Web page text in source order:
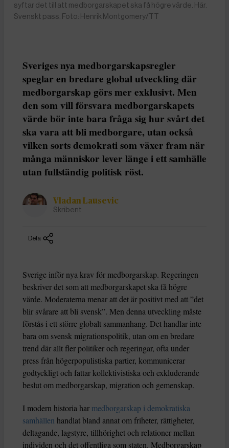
syftar det till att medborgarskapet ska få högre värde. Här.
Svenskt pass. Foto: Henrik Montgomery/TT
Sveriges nya medborgarskapsregler
speglar en bredare global utveckling där
medborgarskap görs mer exklusivt. Men
den som vill försvara medborgarskapets
värde bör inte bara fråga sig hur svårt det
ska vara att bli medborgare, utan också
vilken sorts demokrati som växer fram när
många människor lever länge i ett samhälle
utan fullständig politisk röst.
Vladan Lausevic
Skribent
Dela
Sverige inför nya krav för medborgarskap. Regeringen
beskriver det som att medborgarskapet ska få högre
värde. Moderaterna menar att det är positivt med att ”det
blir svårare att bli svensk”. Men denna utveckling måste
förstås i ett större globalt sammanhang. Det handlar inte
bara om svensk migrationspolitik, utan om en bredare
trend där allt fler politiker och regeringar, ofta under
press från högerpopulistiska partier, kommunicerar
godtyckligt och fattar kollektivistiska och exkluderande
beslut om medborgarskap, migration och gemenskap.
I modern historia har medborgarskap i demokratiska
samhällen handlat bland annat om friheter, rättigheter,
deltagande, lagstyre, tillhörighet och relationer mellan
individen och det offentliga som staten. Medborgarskap